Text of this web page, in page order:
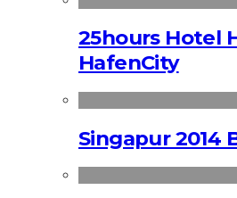
25hours Hotel
HafenCity
Singapur 2014